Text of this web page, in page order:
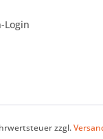
Login
zzgl.